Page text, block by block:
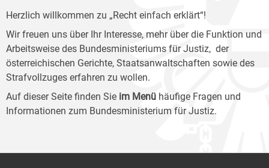
Herzlich willkommen zu „Recht einfach erklärt“!
Wir freuen uns über Ihr Interesse, mehr über die Funktion und
Arbeitsweise des Bundesministeriums für Justiz, der
österreichischen Gerichte, Staatsanwaltschaften sowie des
Strafvollzuges erfahren zu wollen.
Auf dieser Seite finden Sie im Menü häufige Fragen und
Informationen zum Bundesministerium für Justiz.